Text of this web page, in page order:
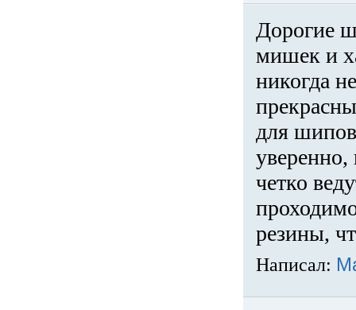
Дорогие
мишек и
никогда
для
четко
резины,
Написал: